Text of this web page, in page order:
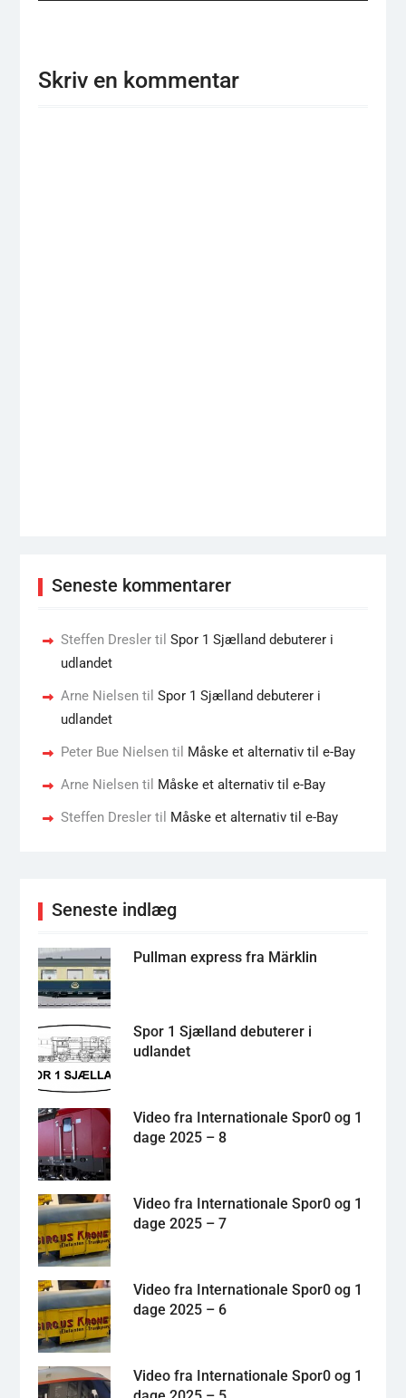
Skriv en kommentar
Seneste kommentarer
Steffen Dreslertil Spor 1 Sjælland debuterer i
udlandet
Arne Nielsentil Spor 1 Sjælland debuterer i
udlandet
Peter Bue Nielsentil Måske et alternativ til e-Bay
Arne Nielsentil Måske et alternativ til e-Bay
Steffen Dreslertil Måske et alternativ til e-Bay
Seneste indlæg
Pullman express fra Märklin
Spor 1 Sjælland debuterer i
udlandet
Video fra Internationale Spor0 og 1
dage 2025 – 8
Video fra Internationale Spor0 og 1
dage 2025 – 7
Video fra Internationale Spor0 og 1
dage 2025 – 6
Video fra Internationale Spor0 og 1